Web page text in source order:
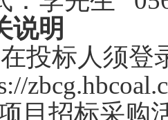
说明
投标人须登
目招标采购